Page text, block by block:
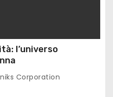
l’universo
Corporation